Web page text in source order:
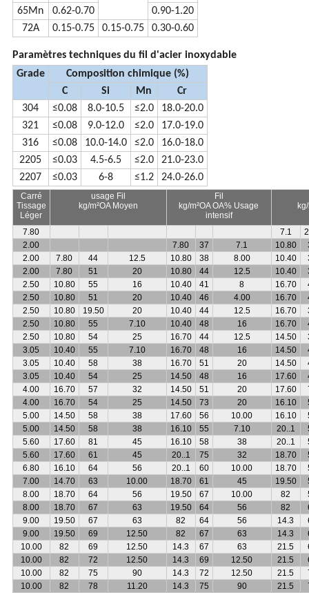
65Mn
0.62-0.70
0.90-1.20
72A
0.15-0.75 0.15-0.75 0.30-0.60
Paramètres techniques du fil d'acier inoxydable
Grade
Composition chimique (%)
C
Si Mn
Cr
304
≤0.08 8.0-10.5 ≤2.0
18.0-20.0
321
≤0.08 9.0-12.0 ≤2.0
17.0-19.0
316
≤0.08 10.0-14.0 ≤2.0
16.0-18.0
2205
≤0.03 4.5-6.5 ≤2.0
21.0-23.0
2207
≤0.03 6-8 ≤1.2 24.0-26.0
Carré
Tissage
Léger
usage Fil
kg/m²OA Moyen
Fil
kg/m²OA OA% Usage
intensif
7.80 7.1
2.00
7.80 37 7.1 10.80
2.00
7.80 44 12.5 10.80 38 8.00 10.40
2.00
7.80 51 20 10.80 44 12.5 10.40
2.50
10.80 55 16 10.40 41 8 16.70
2.50
10.80 51 20 10.40 46 4.00 16.70
2.50
10.80 19.50 20 10.40 44 12.5 16.70
2.50
10.80 55 7.10 10.40 48 16 16.70
2.50
10.80 54 25 16.70 44 12.5 14.50
3.05
10.40 55 7.10 16.70 48 16 14.50
3.05
10.40 58 38 16.70 51 20 14.50
3.05
10.40 54 25 14.50 48 16 17.60
4.00
16.70 57 32 14.50 51 20 17.60
4.00
16.70 54 25 14.50 73 20 16.10
5.00
14.50 58 38 17.60 56 10.00 16.10
5.00
14.50 58 38 16.10 55 7.10 20..1
5.60
17.60 81 45 16.10 58 38 20..1
5.60
17.60 61 45 20..1 75 32 18.70
6.80
16.10 64 56 20..1 60 10.00 18.70
7.00
14.70 63 10.00 18.70 61 45 19.50
8.00
18.70 64 56 19.50 67 10.00 82
8.00
18.70 67 63 19.50 64 56 82
9.00
19.50 67 63 82 64 56 14.3
9.00
19.50 69 12.50 82 67 63 14.3
10.00
82 69 12.50 14.3 67 63 21.5
10.00
82 72 12.50 14.3 69 12.50 21.5
10.00
82 75 90 14.3 72 12.50 21.5
10.00
82 78 11.20 14.3 75 90 21.5